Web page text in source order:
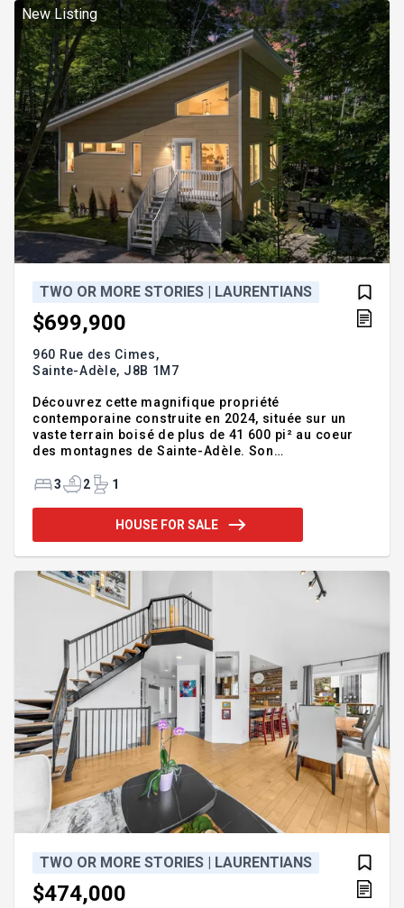
toiture et isolation 2025 Présentement avec des
revenus de chambre
New Listing
TWO OR MORE STORIES | LAURENTIANS
$699,900
960 Rue des Cimes,
Sainte-Adèle, J8B 1M7
Découvrez cette magnifique propriété
contemporaine construite en 2024, située sur un
vaste terrain boisé de plus de 41 600 pi² au coeur
des montagnes de Sainte-Adèle. Son
lumière grâce à une fenestration abondante et un
18 pieds de hauteur. Elle offre 3 chambres, chacune
avec walk-in, 2 salles de bains, une vaste salle
vue sur les montagnes. Un véritable havre de paix
alliant design, confort et nature.
3 2 1
HOUSE FOR SALE
TWO OR MORE STORIES | LAURENTIANS
$474,000